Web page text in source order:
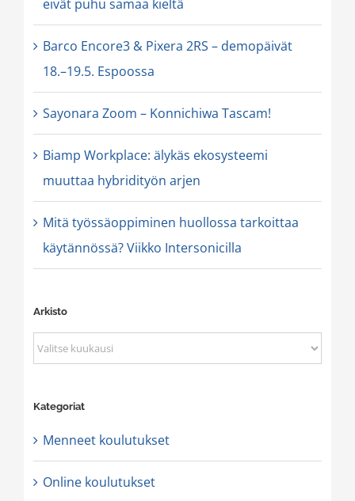
eivät puhu samaa kieltä
Barco Encore3 & Pixera 2RS – demopäivät
18.–19.5. Espoossa
Sayonara Zoom – Konnichiwa Tascam!
Biamp Workplace: älykäs ekosysteemi
muuttaa hybridityön arjen
Mitä työssäoppiminen huollossa tarkoittaa
käytännössä? Viikko Intersonicilla
Arkisto
Arkisto
Kategoriat
Menneet koulutukset
Online koulutukset